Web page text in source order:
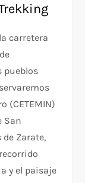
carretera
pueblos
(CETEMIN)
San
Zarate,
y el paisaje